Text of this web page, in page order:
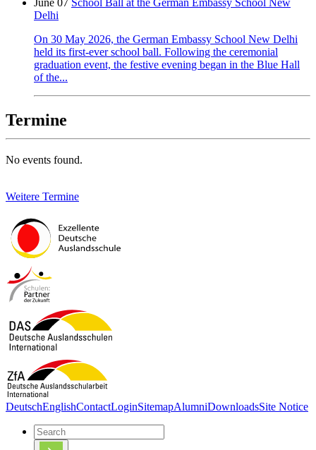
June 07 School Ball at the German Embassy School New
Delhi
On 30 May 2026, the German Embassy School New Delhi
held its first-ever school ball. Following the ceremonial
graduation event, the festive evening began in the Blue Hall
of the...
Termine
No events found.
Weitere Termine
DeutschEnglishContactLoginSitemapAlumniDownloadsSite Notice